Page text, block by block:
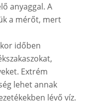
anyaggal. A
a mérőt, mert
időben
Extrém
lehet annak
lévő víz.